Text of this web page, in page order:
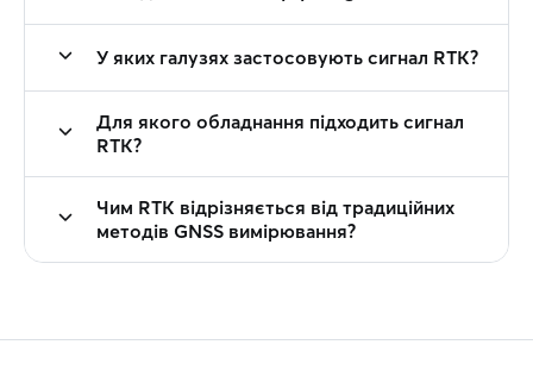
У яких галузях застосовують сигнал RTK?
Для якого обладнання підходить сигнал
RTK?
Чим RTK відрізняється від традиційних
методів GNSS вимірювання?